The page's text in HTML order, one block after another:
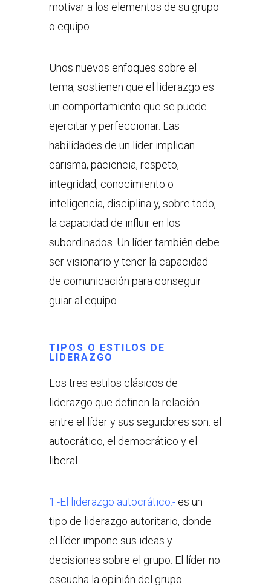
motivar a los elementos de su grupo
o equipo.
Unos nuevos enfoques sobre el
tema, sostienen que el liderazgo es
un comportamiento que se puede
ejercitar y perfeccionar. Las
habilidades de un líder implican
carisma, paciencia, respeto,
integridad, conocimiento o
inteligencia, disciplina y, sobre todo,
la capacidad de influir en los
subordinados. Un líder también debe
ser visionario y tener la capacidad
de comunicación para conseguir
guiar al equipo.
TIPOS O ESTILOS DE
LIDERAZGO
Los tres estilos clásicos de
liderazgo que definen la relación
entre el líder y sus seguidores son: el
autocrático, el democrático y el
liberal.
1.-El liderazgo autocrático.-es un
tipo de liderazgo autoritario, donde
el líder impone sus ideas y
decisiones sobre el grupo. El líder no
escucha la opinión del grupo.